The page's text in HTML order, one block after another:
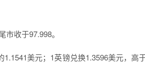
收于97.998。
美元；1英镑兑换1.3596美元，高